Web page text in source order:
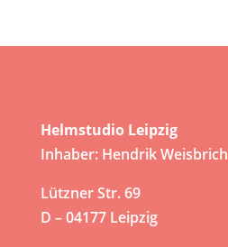
Helmstudio Leipzig
Inhaber: Hendrik Weisbrich
Lützner Str. 69
D – 04177 Leipzig